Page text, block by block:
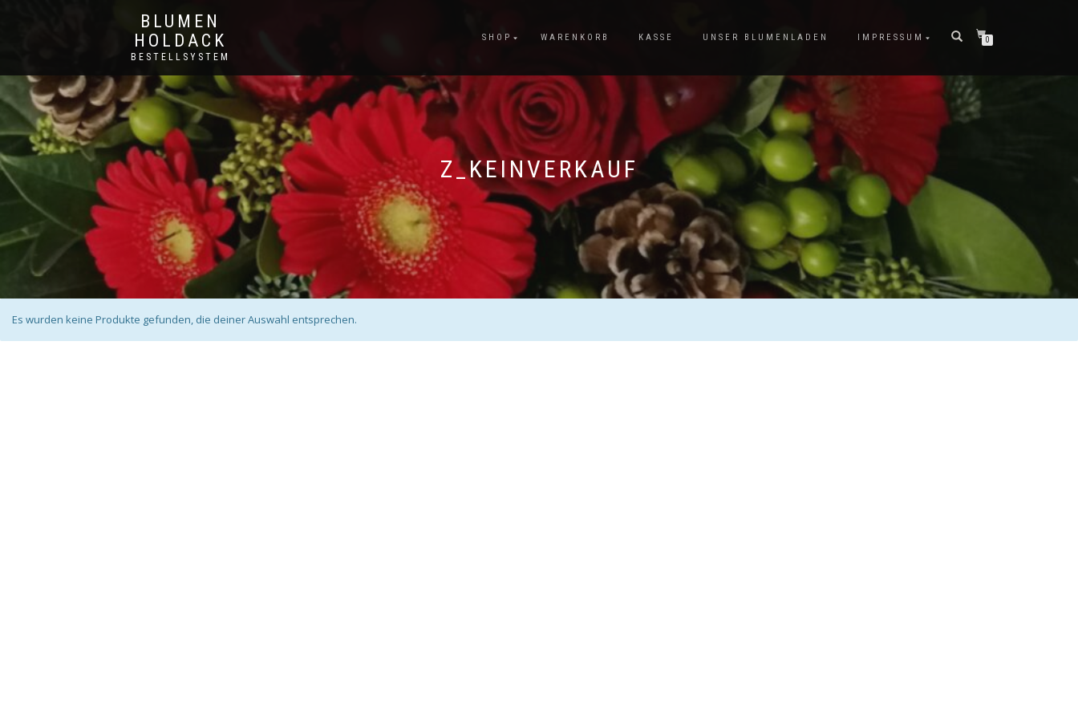
BLUMEN
HOLDACK
BESTELLSYSTEM
SHOP WARENKORB KASSE UNSER BLUMENLADEN IMPRESSUM 0
Z_KEINVERKAUF
Es wurden keine Produkte gefunden, die deiner Auswahl entsprechen.